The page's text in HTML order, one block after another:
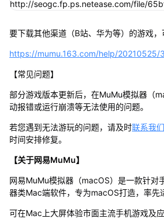
要下载其他渠道（B站、华为等）的游戏，
https://mumu.163.com/help/
【常见问题】
部分游戏版本更新后，在MuMu模拟器（
动报错或运行崩溃等无法使用的问题。
若您遇到无法游玩的问题，请及时联系我们
时间安排修复。
【关于网易MuMu】
网易MuMu模拟器（macOS）是一款针对
器类Mac端软件，专为macOS打造，率先
可在Mac上大屏体验市面主流手机游戏及